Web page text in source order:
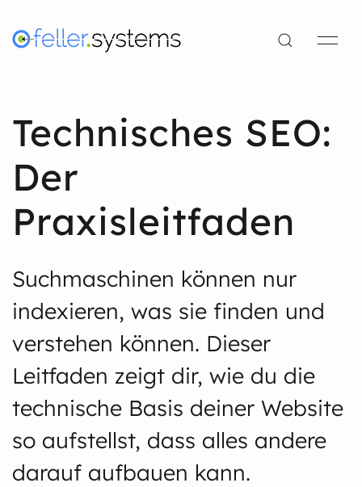
Technisches SEO:
Der
Praxisleitfaden
Suchmaschinen können nur
indexieren, was sie finden und
verstehen können. Dieser
Leitfaden zeigt dir, wie du die
technische Basis deiner Website
so aufstellst, dass alles andere
darauf aufbauen kann.